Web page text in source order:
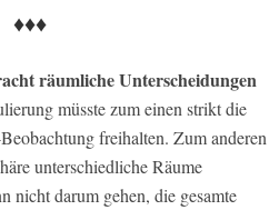
♦♦♦
räumliche Unterscheidungen
müsste zum einen strikt die
freihalten. Zum anderen
unterschiedliche Räume
nicht darum gehen, die gesamte